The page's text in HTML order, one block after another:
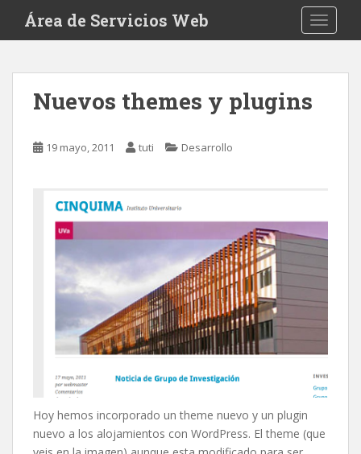
i
Área de Servicios Web
Nuevos themes y plugins
19 mayo, 2011 tuti Desarrollo
Hoy hemos incorporado un theme nuevo y un plugin
nuevo a los alojamientos con WordPress. El theme (que